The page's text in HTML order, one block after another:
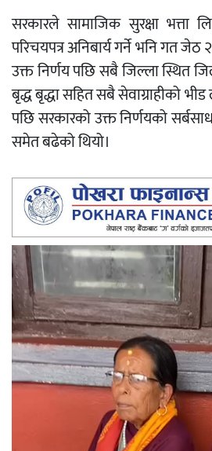
सरकारले सामाजिक सुरक्षा भत्ता
परिचयपत्र अनिबार्य गर्ने भनि गत जेठ
उक्त निर्णय पछि सबै जिल्ला स्थित
बृद्ध बृद्धा सहित सबै सेवाग्राहीको
पछि सरकारको उक्त निर्णयको
समेत बढेको थियो।
Video
Player